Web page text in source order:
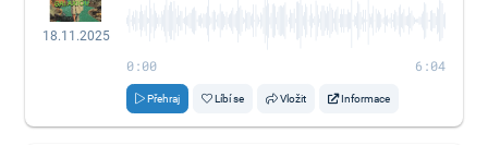
18.11.2025
0:00 6:04
Přehraj Líbí se Vložit Informace